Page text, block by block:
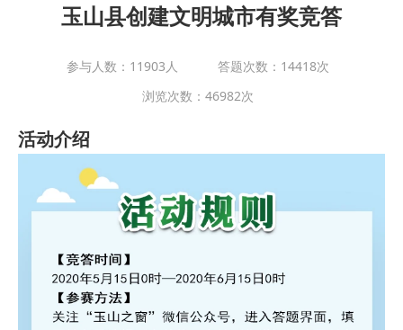
玉山县创建文明城市有奖竞答
参与人数：11903人
答题次数：14418次
浏览次数：46982次
活动介绍